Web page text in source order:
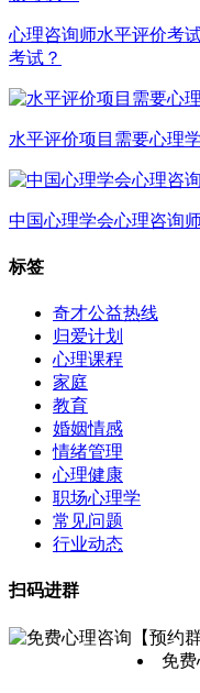
心理咨询师水平评价考
考试？
水平评价项目需要心理
中国心理学会心理咨询
标签
奇才公益热线
归爱计划
心理课程
家庭
教育
婚姻情感
情绪管理
心理健康
职场心理学
常见问题
行业动态
扫码进群
免费